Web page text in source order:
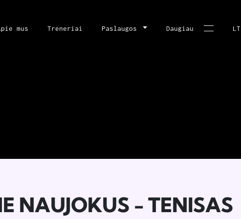
mus Treneriai Paslaugos Daugiau LT
NAUJOKUS - TENISAS